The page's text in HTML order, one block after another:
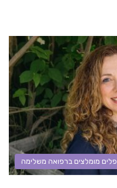
מומלצים ברפואה משלימה